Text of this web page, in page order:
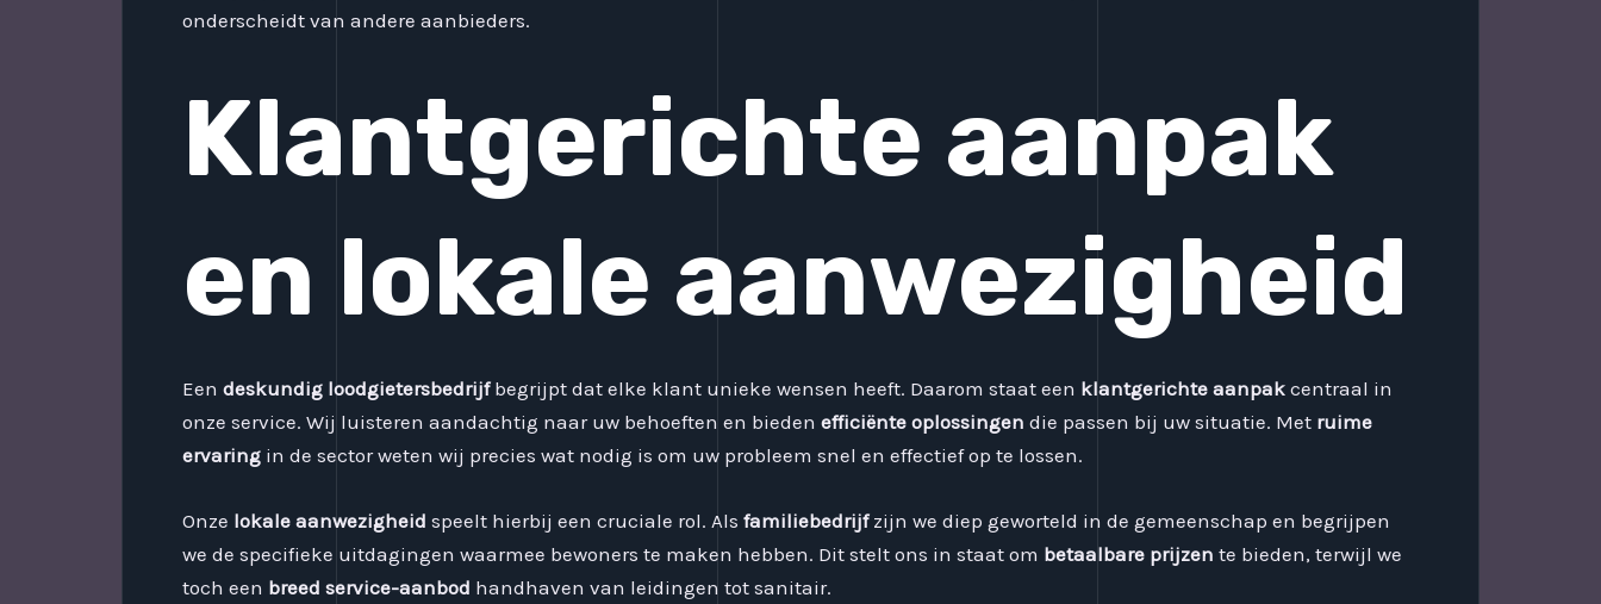
onderscheidt van andere aanbieders.
Klantgerichte aanpak
en lokale aanwezigheid
Een deskundig loodgietersbedrijfbegrijpt dat elke klant unieke wensen heeft. Daarom staat een klantgerichte aanpak centraal in
onze service. Wij luisteren aandachtig naar uw behoeften en bieden efficiënte oplossingen die passen bij uw situatie. Met ruime
ervaring in de sector weten wij precies wat nodig is om uw probleem snel en effectief op te lossen.
Onze lokale aanwezigheid speelt hierbij een cruciale rol. Als familiebedrijfzijn we diep geworteld in de gemeenschap en begrijpen
we de specifieke uitdagingen waarmee bewoners te maken hebben. Dit stelt ons in staat om betaalbare prijzen te bieden, terwijl we
toch een breed service-aanbod handhaven van leidingen tot sanitair.